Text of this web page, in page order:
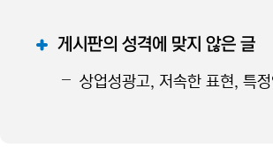
게시판의 성격에 맞지 않은 글
상업성광고, 저속한 표현, 특